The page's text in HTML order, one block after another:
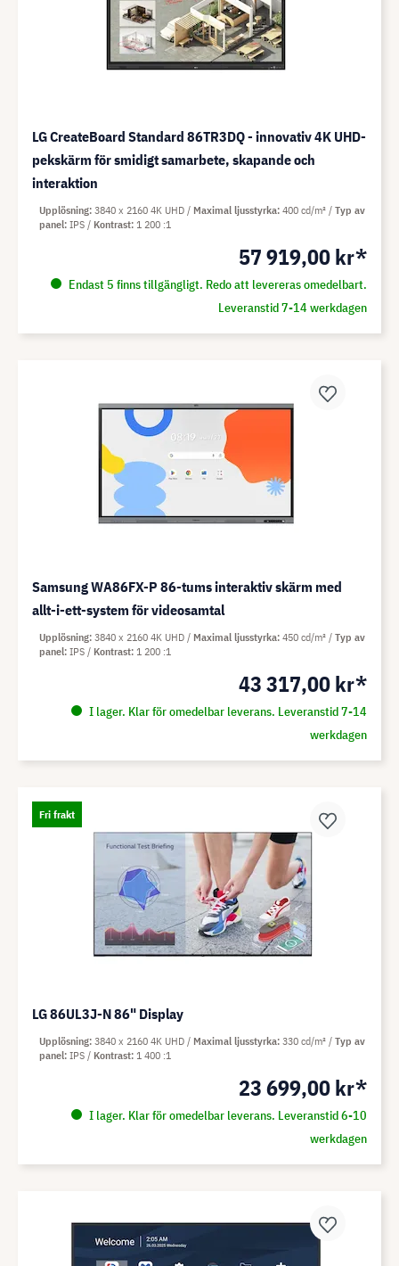
LG CreateBoard Standard 86TR3DQ - innovativ 4K UHD-
pekskärm för smidigt samarbete, skapande och
interaktion
57 919,00 kr*
Endast 5 finns tillgängligt. Redo att levereras omedelbart.
Leveranstid 7-14 werkdagen
Upplösning 3840 x 2160 4K UHD Maximal ljusstyrka 400 cd/m²
Typ av
panel IPS Kontrast 1 200 :1
Samsung WA86FX-P 86-tums interaktiv skärm med
allt-i-ett-system för videosamtal
43 317,00 kr*
I lager. Klar för omedelbar leverans. Leveranstid 7-14
werkdagen
Upplösning 3840 x 2160 4K UHD Maximal ljusstyrka 450 cd/m²
Typ av
panel IPS Kontrast 1 200 :1
Fri frakt
LG 86UL3J-N 86" Display
23 699,00 kr*
I lager. Klar för omedelbar leverans. Leveranstid 6-10
werkdagen
Upplösning 3840 x 2160 4K UHD Maximal ljusstyrka 330 cd/m²
Typ av
panel IPS Kontrast 1 400 :1